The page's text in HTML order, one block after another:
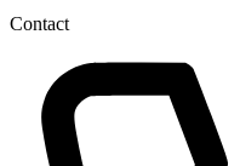
Contact